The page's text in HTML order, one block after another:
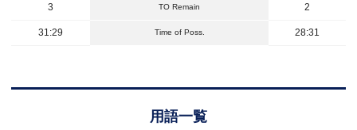
3 TO Remain 2
31:29 Time of Poss. 28:31
用語一覧